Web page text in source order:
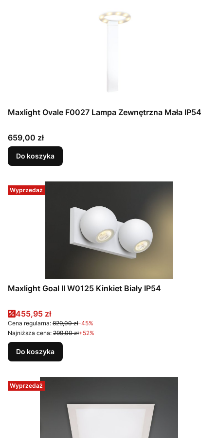
Maxlight Ovale F0027 Lampa Zewnętrzna Mała IP54
Cena
659,00 zł
Do koszyka
Wyprzedaż
Maxlight Goal II W0125 Kinkiet Biały IP54
Cena promocyjna
455,95 zł
Cena regularna: 829,00 zł-45%
Najniższa cena: 299,00 zł+52%
Do koszyka
Wyprzedaż